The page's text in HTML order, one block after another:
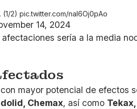
(1/2)pic.twitter.com/nal6Oj0pAo
14, 2024
sería a la media
mayor potencial de efectos
Chemax, así como